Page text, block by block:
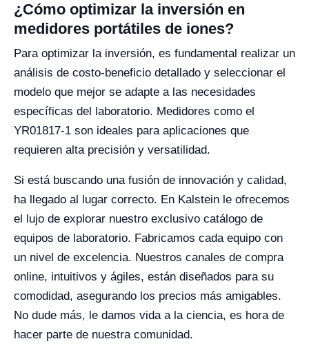
¿Cómo optimizar la inversión en
medidores portátiles de iones?
Para optimizar la inversión, es fundamental realizar un
análisis de costo-beneficio detallado y seleccionar el
modelo que mejor se adapte a las necesidades
específicas del laboratorio. Medidores como el
YR01817-1 son ideales para aplicaciones que
requieren alta precisión y versatilidad.
Si está buscando una fusión de innovación y calidad,
ha llegado al lugar correcto. En Kalstein le ofrecemos
el lujo de explorar nuestro exclusivo catálogo de
equipos de laboratorio. Fabricamos cada equipo con
un nivel de excelencia. Nuestros canales de compra
online, intuitivos y ágiles, están diseñados para su
comodidad, asegurando los precios más amigables.
No dude más, le damos vida a la ciencia, es hora de
hacer parte de nuestra comunidad.